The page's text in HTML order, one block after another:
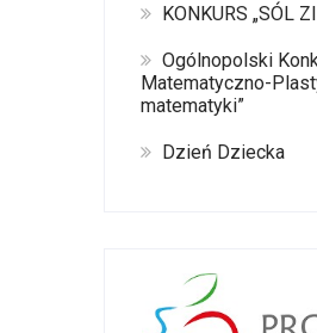
KONKURS „SÓL
Ogólnopolski
Matematyczno-
matematyki”
Dzień Dziecka